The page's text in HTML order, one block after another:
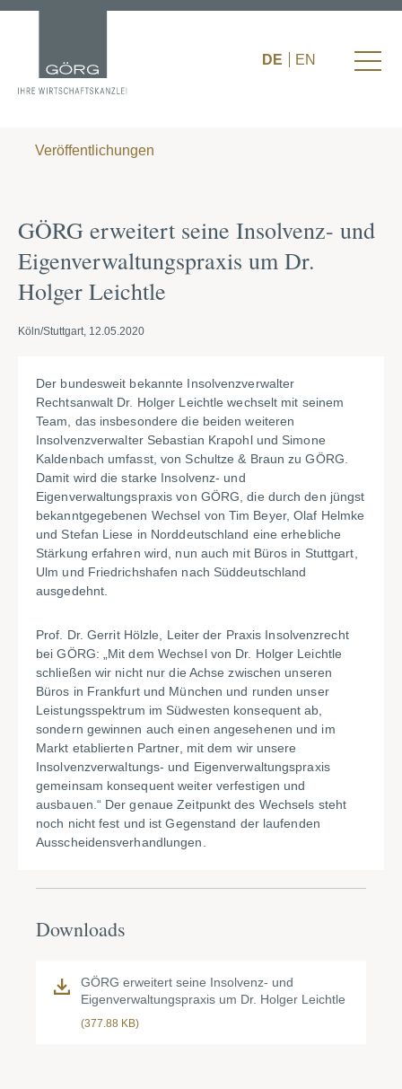
DE EN
Veröffentlichungen
GÖRG erweitert seine Insolvenz- und
Eigenverwaltungspraxis um Dr.
Holger Leichtle
Köln/Stuttgart, 12.05.2020
Der bundesweit bekannte Insolvenzverwalter
Rechtsanwalt Dr. Holger Leichtle wechselt mit seinem
Team, das insbesondere die beiden weiteren
Insolvenzverwalter Sebastian Krapohl und Simone
Kaldenbach umfasst, von Schultze & Braun zu GÖRG.
Damit wird die starke Insolvenz- und
Eigenverwaltungspraxis von GÖRG, die durch den jüngst
bekanntgegebenen Wechsel von Tim Beyer, Olaf Helmke
und Stefan Liese in Norddeutschland eine erhebliche
Stärkung erfahren wird, nun auch mit Büros in Stuttgart,
Ulm und Friedrichshafen nach Süddeutschland
ausgedehnt.
Prof. Dr. Gerrit Hölzle, Leiter der Praxis Insolvenzrecht
bei GÖRG: „Mit dem Wechsel von Dr. Holger Leichtle
schließen wir nicht nur die Achse zwischen unseren
Büros in Frankfurt und München und runden unser
Leistungsspektrum im Südwesten konsequent ab,
sondern gewinnen auch einen angesehenen und im
Markt etablierten Partner, mit dem wir unsere
Insolvenzverwaltungs- und Eigenverwaltungspraxis
gemeinsam konsequent weiter verfestigen und
ausbauen.“ Der genaue Zeitpunkt des Wechsels steht
noch nicht fest und ist Gegenstand der laufenden
Ausscheidensverhandlungen.
Downloads
GÖRG erweitert seine Insolvenz- und
Eigenverwaltungspraxis um Dr. Holger Leichtle
(377.88 KB)